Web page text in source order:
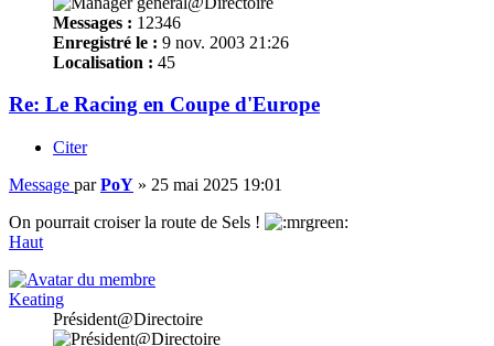
Messages : 12346
Enregistré le : 9 nov. 2003 21:26
Localisation : 45
Re: Le Racing en Coupe d'Europe
Citer
Message parPoY » 25 mai 2025 19:01
On pourrait croiser la route de Sels !
Haut
Keating
Président@Directoire